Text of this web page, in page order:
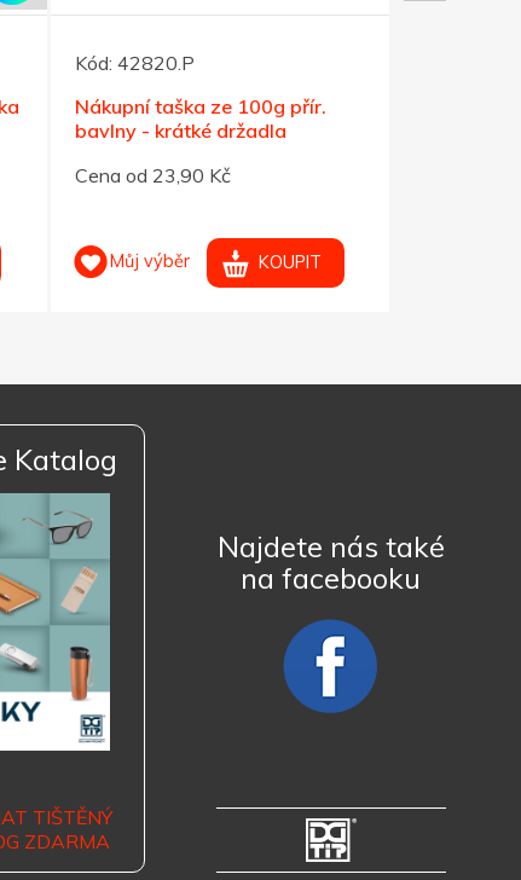
Kód: 42820.P
Nákupní taška ze 100g přír.
bavlny - krátké držadla
Cena od 23,90 Kč
Můj výběr KOUPIT
Katalog
TIŠTĚNÝ
ZDARMA
Najdete nás také
na facebooku